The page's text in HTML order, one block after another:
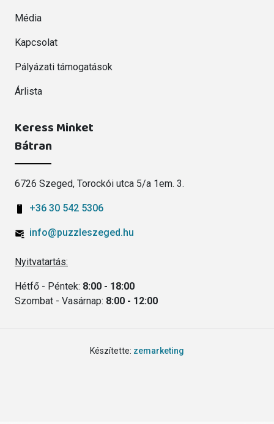
Média
Kapcsolat
Pályázati támogatások
Árlista
Keress Minket
Bátran
6726 Szeged, Torockói utca 5/a 1em. 3.
+36 30 542 5306
info@puzzleszeged.hu
Nyitvatartás:
Hétfő - Péntek: 8:00 - 18:00
Szombat - Vasárnap: 8:00 - 12:00
Készítette: zemarketing